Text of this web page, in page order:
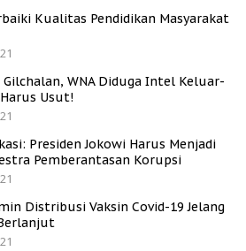
Kualitas Pendidikan Masyarakat
Gilchalan, WNA Diduga Intel Keluar-
Usut!
Presiden Jokowi Harus Menjadi
Pemberantasan Korupsi
Distribusi Vaksin Covid-19 Jelang